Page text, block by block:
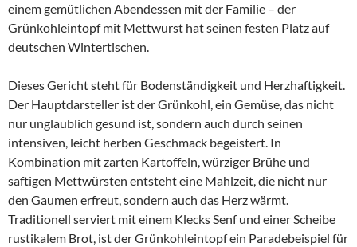
einem gemütlichen Abendessen mit der Familie – der
Grünkohleintopf mit Mettwurst hat seinen festen Platz auf
deutschen Wintertischen.
Dieses Gericht steht für Bodenständigkeit und Herzhaftigkeit.
Der Hauptdarsteller ist der Grünkohl, ein Gemüse, das nicht
nur unglaublich gesund ist, sondern auch durch seinen
intensiven, leicht herben Geschmack begeistert. In
Kombination mit zarten Kartoffeln, würziger Brühe und
saftigen Mettwürsten entsteht eine Mahlzeit, die nicht nur
den Gaumen erfreut, sondern auch das Herz wärmt.
Traditionell serviert mit einem Klecks Senf und einer Scheibe
rustikalem Brot, ist der Grünkohleintopf ein Paradebeispiel für